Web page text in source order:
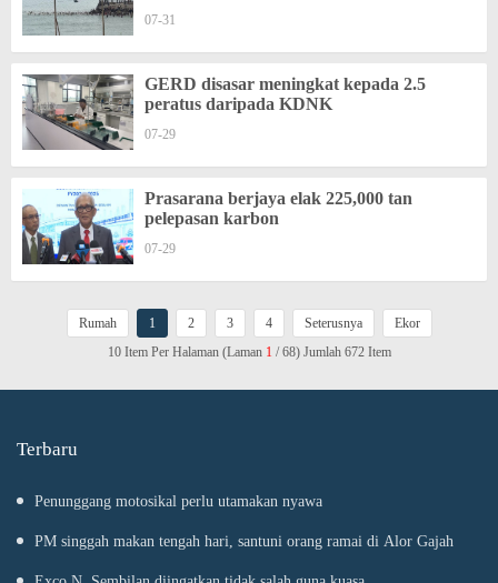
07-31
GERD disasar meningkat kepada 2.5
peratus daripada KDNK
07-29
Prasarana berjaya elak 225,000 tan
pelepasan karbon
07-29
Rumah 1 2 3 4 Seterusnya
Ekor
10 Item Per Halaman (Laman 1 / 68) Jumlah 672 Item
Terbaru
Penunggang motosikal perlu utamakan nyawa
PM singgah makan tengah hari, santuni orang ramai di Alor Gajah